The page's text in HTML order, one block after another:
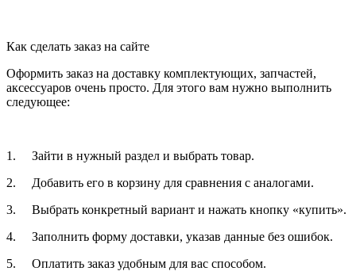
Как сделать заказ на сайте
Оформить заказ на доставку комплектующих, запчастей,
аксессуаров очень просто. Для этого вам нужно выполнить
следующее:
1. Зайти в нужный раздел и выбрать товар.
2. Добавить его в корзину для сравнения с аналогами.
3. Выбрать конкретный вариант и нажать кнопку «купить».
4. Заполнить форму доставки, указав данные без ошибок.
5. Оплатить заказ удобным для вас способом.